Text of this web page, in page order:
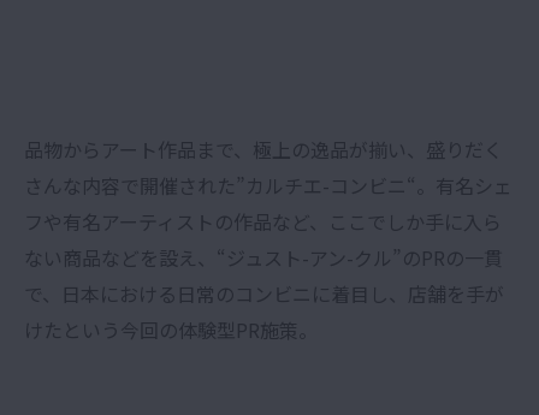
品物からアート作品まで、極上の逸品が揃い、盛りだく
さんな内容で開催された”カルチエ-コンビニ“。有名シェ
フや有名アーティストの作品など、ここでしか手に入ら
ない商品などを設え、“ジュスト-アン-クル”のPRの一貫
で、日本における日常のコンビニに着目し、店舗を手が
けたという今回の体験型PR施策。